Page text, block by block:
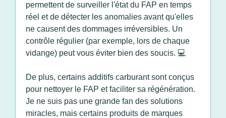
permettent de surveiller l'état du FAP en temps
réel et de détecter les anomalies avant qu'elles
ne causent des dommages irréversibles. Un
contrôle régulier (par exemple, lors de chaque
vidange) peut vous éviter bien des soucis. 💻
De plus, certains additifs carburant sont conçus
pour nettoyer le FAP et faciliter sa régénération.
Je ne suis pas une grande fan des solutions
miracles, mais certains produits de marques